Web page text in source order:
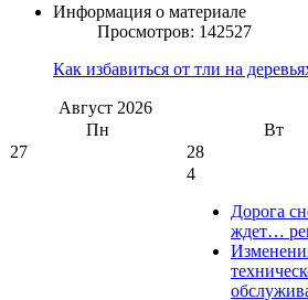
Информация о материале
Просмотров: 142527
Как избавиться от тли на
Август 2026
Пн
Вт
27
28
4
Дорога
ждет…